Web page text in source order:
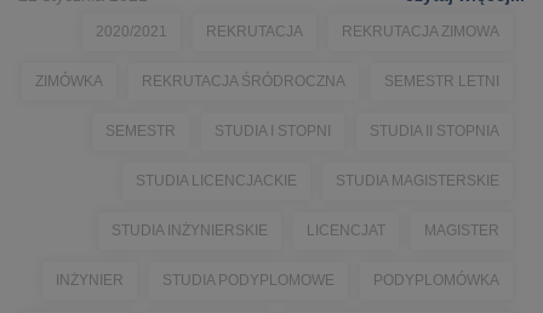
2020/2021 REKRUTACJA REKRUTACJA ZIMOWA
ZIMÓWKA REKRUTACJA ŚRÓDROCZNA SEMESTR LETNI
SEMESTR STUDIA I STOPNI STUDIA II STOPNIA
STUDIA LICENCJACKIE STUDIA MAGISTERSKIE
STUDIA INŻYNIERSKIE LICENCJAT MAGISTER
INŻYNIER STUDIA PODYPLOMOWE PODYPLOMÓWKA